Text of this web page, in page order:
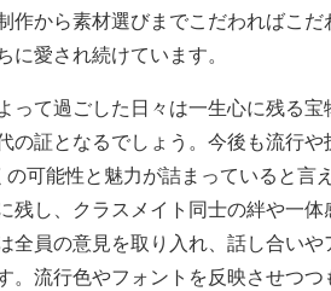
作から素材選びまでこだわればこ
に愛され続けています。
って過ごした日々は一生心に残る
の証となるでしょう。今後も流行
の可能性と魅力が詰まっていると言
残し、クラスメイト同士の絆や一
全員の意見を取り入れ、話し合い
。流行色やフォントを反映させつ